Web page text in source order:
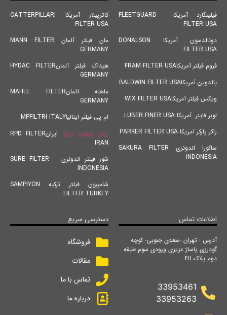
فیلیتگارد آمریکا FLEETGUARD
FILTER USA
دونالدسون آمریکا DONALSON
FILTER USA
فروم فیلتر آمریکاFRAM FILTER USA
بالدوین آمریکاBALDWIN FILTER USA
ویکس فیلتر آمریکاWIX FILTER USA
لوبر فاینر آمریکا LUBER FINER USA
راکر پارکر آمریکا PARKER FILTER USA
ساکورا اندونزی SAKURA FILTER
INDONESIA
کاترپیلار آمریکا |CATTERPILLAR
FILTER USA
مان فیلتر آلمان MANN FILTER
GERMANY
هیداک فیلتر آلمانHYDAC FILTER
GERMANY
ماهله آلمانMAHLE FILTER
GERMANY
ام پی فیلتر ایتالیاMPFILTRI ITALY
ریان پیشرو دیزل
ایرانRPD FILTER
IRAN
شور فیلتر اندونزی SURE FILTER
INDONESIA
شامپیون فیلتر ترکیه SAMPIYON
FILTER TURKEY
اطلاعات تماس
آدرس : تهران -سعدی جنوبی- کوچه
گودرزی پاساژ عزیزی ورودی سوم طبقه
دوم پلاک 211
33953461
33953263
دسترسی سریع
فروشگاه
مقالات
تماس با ما
درباره ما